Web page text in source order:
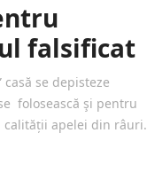
falsificat
se depisteze
folosească şi pentru
calității apelei din râuri.